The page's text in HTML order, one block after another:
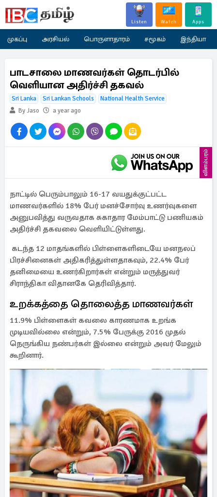
Listen Watch Apps
முகப்பு அரசியல் பொருளாதாரம் சமூகம் இந்தியா
பாடசாலை மாணவர்கள் தொடர்பில்
வெளியான அதிர்ச்சி தகவல்
Sri Lanka Sri Lankan Schools
National Health Service
By Jaso
a year ago
விளம்பரம்
நாட்டில் பெரும்பாலும் 16-17 வயதுக்குட்பட்ட
மாணவர்களில் 18% பேர் மனச்சோர்வு உணர்வுகளை
அனுபவித்து வருவதாக சுகாதார மேம்பாட்டு பணியகம்
அதிர்ச்சி தகவலை வெளியிட்டுள்ளது.
கடந்த 12 மாதங்களில் பிள்ளைகளிடையே மனநலப்
பிரச்சினைகள் அதிகரித்துள்ளதாகவும், 22.4% பேர்
தனிமையை உணர்கிறார்கள் என்றும் மருத்துவர்
சிராந்திகா விதானகே தெரிவித்தார்.
உறக்கத்தை தொலைத்த மாணவர்கள்
11.9% பிள்ளைகள் கவலை காரணமாக உறங்க
முடியவில்லை என்றும், 7.5% பேருக்கு 2016 முதல்
நெருங்கிய நண்பர்கள் இல்லை என்றும் அவர் மேலும்
கூறினார்.